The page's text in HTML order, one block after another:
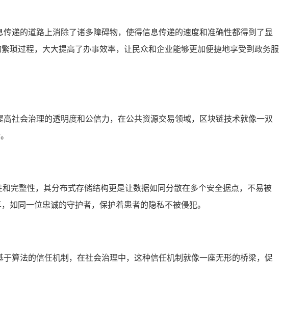
递的道路上消除了诸多障碍物，使得信息传递的速度和准确性都得到了显
琐过程，大大提高了办事效率，让民众和企业能够更加便捷地享受到政务服
社会治理的透明度和公信力，在公共资源交易领域，区块链技术就像一双
完整性，其分布式存储结构更是让数据如同分散在多个安全据点，不易被
如同一位忠诚的守护者，保护着患者的隐私不被侵犯。
算法的信任机制，在社会治理中，这种信任机制就像一座无形的桥梁，促